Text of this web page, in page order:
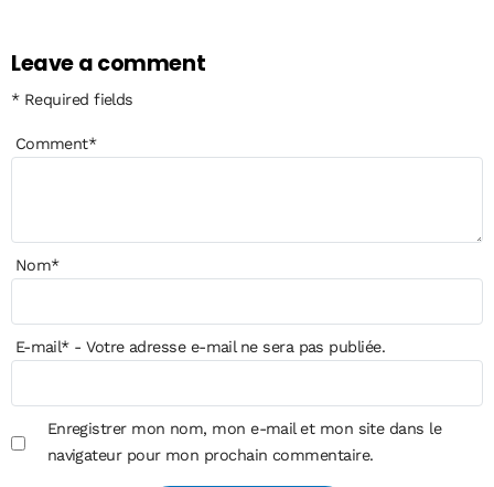
Leave a comment
* Required fields
Comment*
Nom*
E-mail*- Votre adresse e-mail ne sera pas publiée.
Enregistrer mon nom, mon e-mail et mon site dans le
navigateur pour mon prochain commentaire.